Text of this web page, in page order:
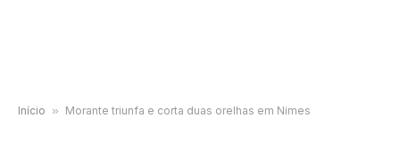
Início » Morante triunfa e corta duas orelhas em Nimes